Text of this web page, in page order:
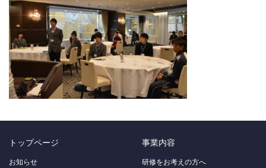
トップページ
お知らせ
事業内容
研修をお考えの方へ